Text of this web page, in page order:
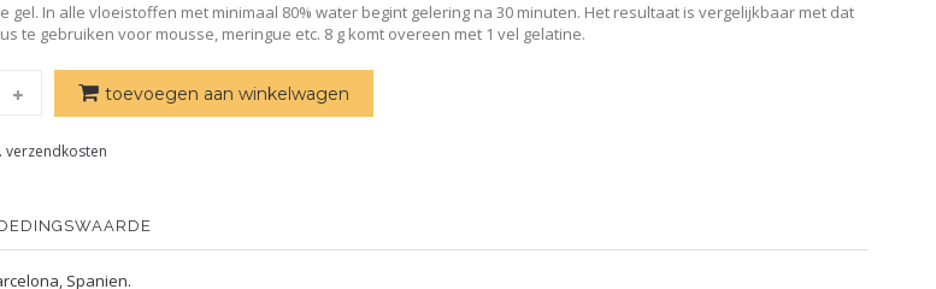
gel. In alle vloeistoffen met minimaal 80% water begint gelering na 30 minuten. Het resultaat is vergelijkbaar met dat
te gebruiken voor mousse, meringue etc. 8 g komt overeen met 1 vel gelatine.
toevoegen aan winkelwagen
verzendkosten
Spanien.